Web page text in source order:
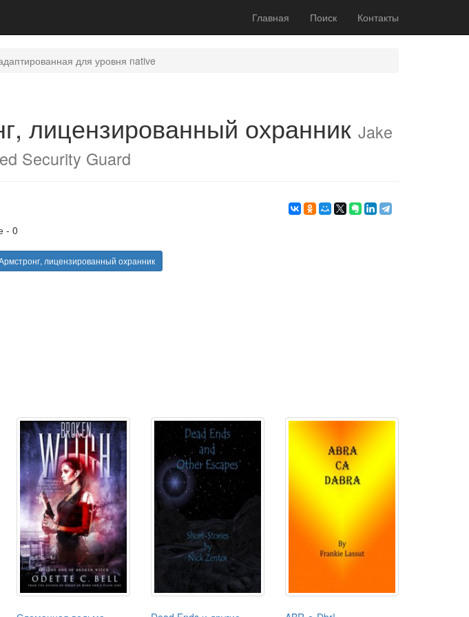
Главная Поиск Контакты
для уровня native
лицензированный охранник Jake
Security Guard
- 0
лицензированный охранник